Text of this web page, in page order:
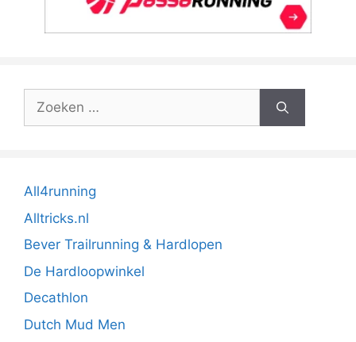
Zoek
All4running
Alltricks.nl
Bever Trailrunning & Hardlopen
De Hardloopwinkel
Decathlon
Dutch Mud Men